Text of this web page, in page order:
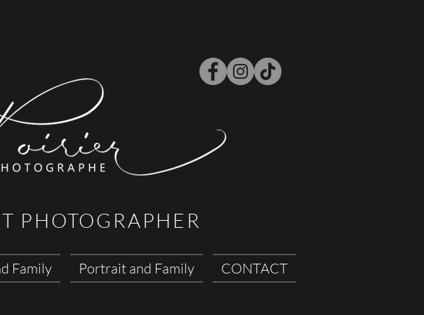
PHOTOGRAPHER
Family Portrait and Family CONTACT